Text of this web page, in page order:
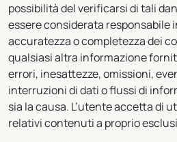
possibilità del verificarsi di tali
essere considerata responsabile
accuratezza o completezza dei
qualsiasi altra informazione
errori, inesattezze, omissioni,
interruzioni di dati o flussi di
sia la causa. L’utente accetta di
relativi contenuti a proprio